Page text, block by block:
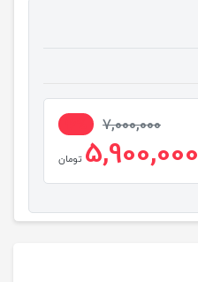
7,000,000
5,900,000 تومان